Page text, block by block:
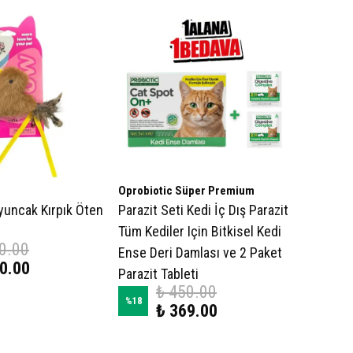
Kırpık Öten
Oprobiotic Süper Premium
Parazit Seti Kedi İç Dış Parazit
Tüm Kediler Için Bitkisel Kedi
Ense Deri Damlası ve 2 Paket
Parazit Tableti
%18
₺ 450.00
₺ 369.00